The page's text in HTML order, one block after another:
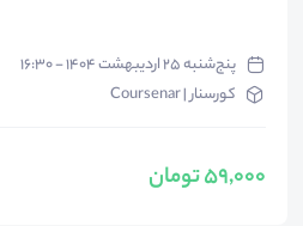
پنج‌شنبه ۲۵ اردیبهشت ۱۴۰۴ - ۱۶:۳۰
کورسنار | Coursenar
59,000 تومان